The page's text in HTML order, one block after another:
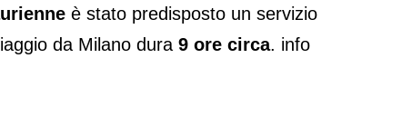
è stato predisposto un servizio
da Milano dura 9 ore circa. info